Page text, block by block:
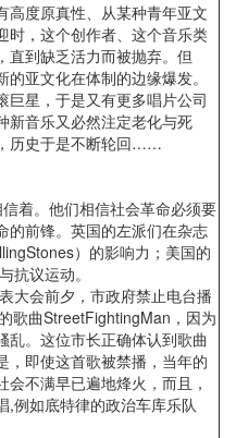
高度原真性、从某种青年亚文
时，这个创作者、这个音乐类
直到缺乏活力而被抛弃。但
亚文化在体制的边缘爆发。
巨星，于是又有更多唱片公司
新音乐又必然注定老化与死
历史于是不断轮回……
着。他们相信社会革命必须要
的前锋。英国的左派们在杂志
）的影响力；美国的
抗议运动。
会前夕，市政府禁止电台播
歌曲StreetFightingMan，因为
乱。这位市长正确体认到歌曲
，即使这首歌被禁播，当年的
不满早已遍地烽火，而且，
,例如底特律的政治车库乐队